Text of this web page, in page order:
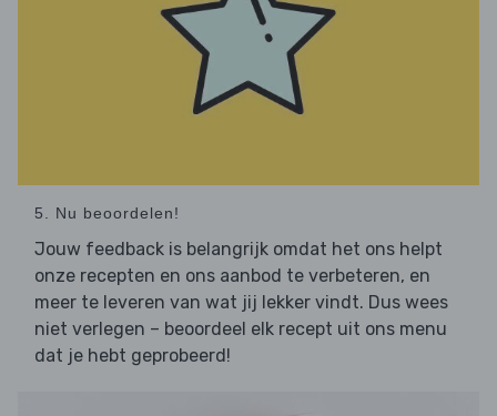
5. Nu beoordelen!
Jouw feedback is belangrijk omdat het ons helpt
onze recepten en ons aanbod te verbeteren, en
meer te leveren van wat jij lekker vindt. Dus wees
niet verlegen – beoordeel elk recept uit ons menu
dat je hebt geprobeerd!